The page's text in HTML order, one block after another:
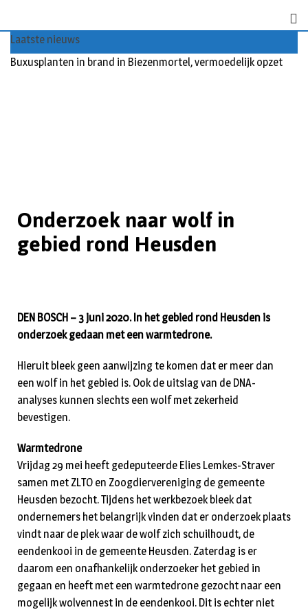
Laatste nieuws
Buxusplanten in brand in Biezenmortel, vermoedelijk opzet
Onderzoek naar wolf in
gebied rond Heusden
DEN BOSCH – 3 juni 2020. In het gebied rond Heusden is
onderzoek gedaan met een warmtedrone.
Hieruit bleek geen aanwijzing te komen dat er meer dan
een wolf in het gebied is. Ook de uitslag van de DNA-
analyses kunnen slechts een wolf met zekerheid
bevestigen.
Warmtedrone
Vrijdag 29 mei heeft gedeputeerde Elies Lemkes-Straver
samen met ZLTO en Zoogdiervereniging de gemeente
Heusden bezocht. Tijdens het werkbezoek bleek dat
ondernemers het belangrijk vinden dat er onderzoek plaats
vindt naar de plek waar de wolf zich schuilhoudt, de
eendenkooi in de gemeente Heusden. Zaterdag is er
daarom een onafhankelijk onderzoeker het gebied in
gegaan en heeft met een warmtedrone gezocht naar een
mogelijk wolvennest in de eendenkooi. Dit is echter niet